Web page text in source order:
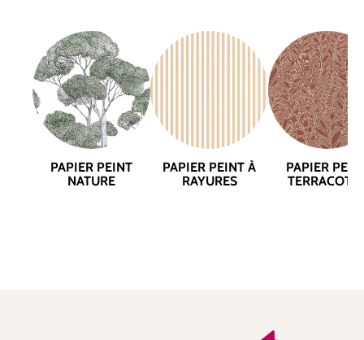
PAPIER PEINT
NATURE
PAPIER PEINT À
RAYURES
PAPIER